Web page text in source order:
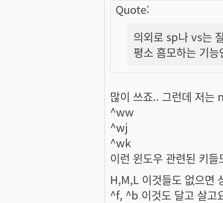
Quote:
의외로 sp나 vs는
평소 흠모하는 기능
많이 쓰죠.. 그런데 저는
^ww
^wj
^wk
이런 윈도우 관련된 키
H,M,L 이것들도 없으면
^f, ^b 이것도 달고 살고